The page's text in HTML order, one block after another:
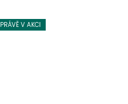
PRÁVĚ V AKCI